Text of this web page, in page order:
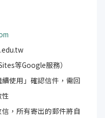
等Google服務）
使用」確認信件，需回
，所有寄出的郵件將自